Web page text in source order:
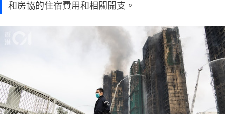
和房協的住宿費用和相關開支。